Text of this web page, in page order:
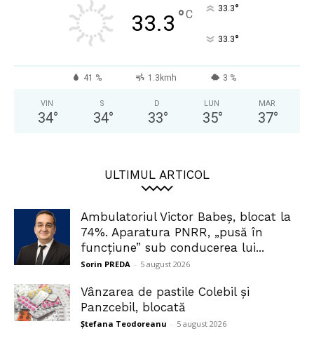
33.3 °C 33.3°
33.3°
41 % 1.3kmh 3 %
VIN
34°
S
34°
D
33°
LUN
35°
MAR
37°
ULTIMUL ARTICOL
Ambulatoriul Victor Babeș, blocat la
74%. Aparatura PNRR, „pusă în
funcțiune” sub conducerea lui...
Sorin PREDA - 5 august 2026
Vânzarea de pastile Colebil și
Panzcebil, blocată
Ștefana Teodoreanu - 5 august 2026